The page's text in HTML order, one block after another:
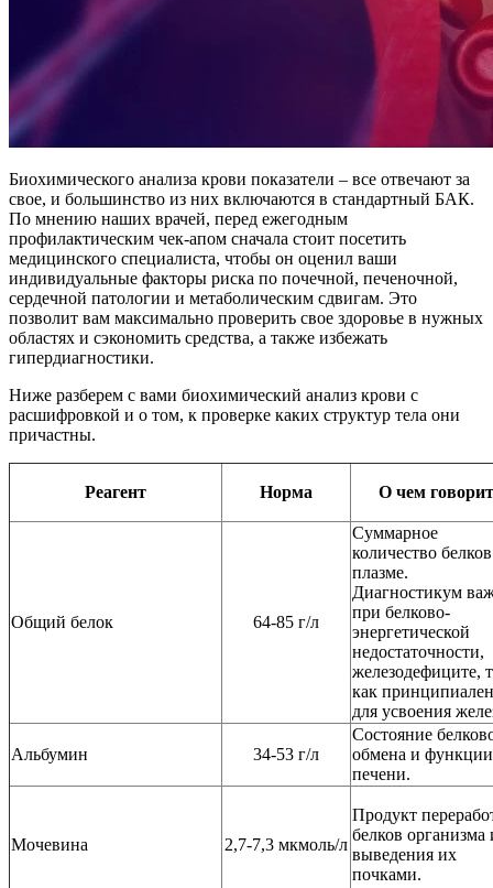
Биохимического анализа крови показатели – все отвечают за
свое, и большинство из них включаются в стандартный БАК.
По мнению наших врачей, перед ежегодным
профилактическим чек-апом сначала стоит посетить
медицинского специалиста, чтобы он оценил ваши
индивидуальные факторы риска по почечной, печеночной,
сердечной патологии и метаболическим сдвигам. Это
позволит вам максимально проверить свое здоровье в нужных
областях и сэкономить средства, а также избежать
гипердиагностики.
Ниже разберем с вами биохимический анализ крови с
расшифровкой и о том, к проверке каких структур тела они
причастны.
Реагент Норма О чем говорит
Общий белок 64-85 г/л
Суммарное
количество
плазме.
Диагностикум
при белково-
энергетической
недостаточности,
железодефиците,
как принципиален
для усвоения
Альбумин 34-53 г/л
Состояние
обмена и функции
печени.
Мочевина 2,7-7,3 мкмоль/л
Продукт
белков организма
выведения их
почками.